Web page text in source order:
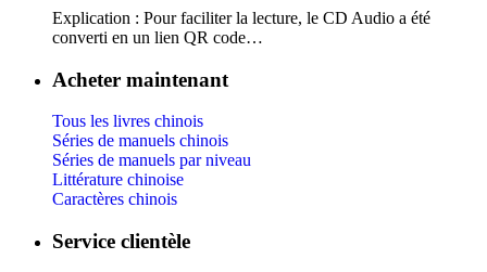
Explication : Pour faciliter la lecture, le CD Audio a été
converti en un lien QR code…
Acheter maintenant
Tous les livres chinois
Séries de manuels chinois
Séries de manuels par niveau
Littérature chinoise
Caractères chinois
Service clientèle